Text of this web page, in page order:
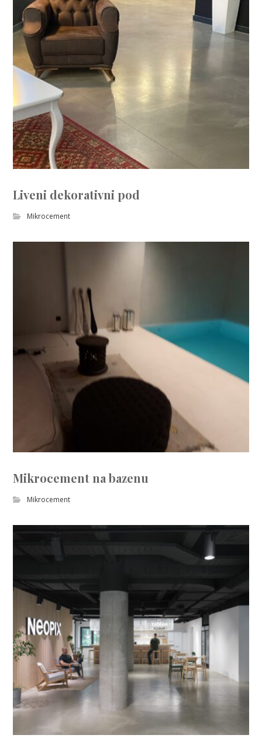
Liveni dekorativni pod
Mikrocement
Mikrocement na bazenu
Mikrocement